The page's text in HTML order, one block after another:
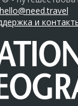
hello@need.travel
и